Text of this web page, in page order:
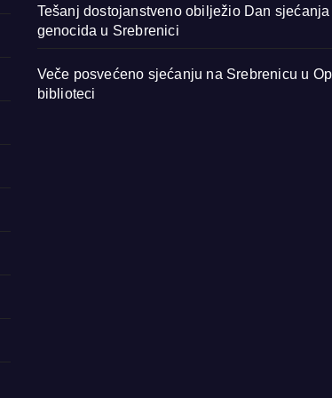
Tešanj dostojanstveno obilježio Dan sjećanja
genocida u Srebrenici
Veče posvećeno sjećanju na Srebrenicu u
biblioteci